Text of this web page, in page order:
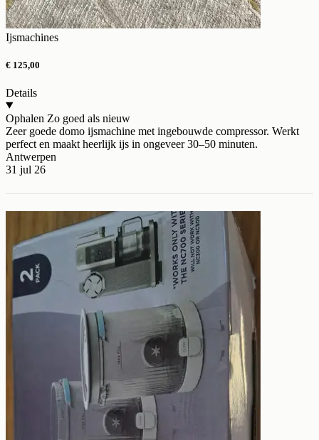
Ijsmachines
€ 125,00
Details
Ophalen Zo goed als nieuw
Zeer goede domo ijsmachine met ingebouwde compressor. Werkt
perfect en maakt heerlijk ijs in ongeveer 30–50 minuten.
Antwerpen
31 jul 26